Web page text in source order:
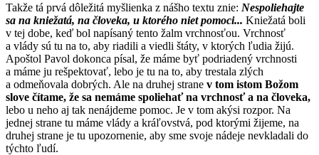
Takže tá prvá dôležitá myšlienka z nášho textu znie: Nespoliehajte
sa na kniežatá, na človeka, u ktorého niet pomoci... Kniežatá boli
v tej dobe, keď bol napísaný tento žalm vrchnosťou. Vrchnosť
a vlády sú tu na to, aby riadili a viedli štáty, v ktorých ľudia žijú.
Apoštol Pavol dokonca písal, že máme byť podriadený vrchnosti
a máme ju rešpektovať, lebo je tu na to, aby trestala zlých
a odmeňovala dobrých. Ale na druhej strane v tom istom Božom
slove čítame, že sa nemáme spoliehať na vrchnosť a na človeka,
lebo u neho aj tak nenájdeme pomoc. Je v tom akýsi rozpor. Na
jednej strane tu máme vlády a kráľovstvá, pod ktorými žijeme, na
druhej strane je tu upozornenie, aby sme svoje nádeje nevkladali do
týchto ľudí.